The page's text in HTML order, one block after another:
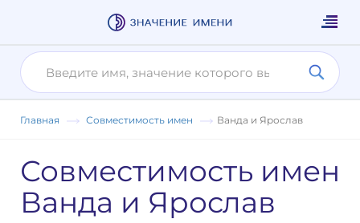
Главная Совместимость имен Ванда и Ярослав
Совместимость имен
Ванда и Ярослав